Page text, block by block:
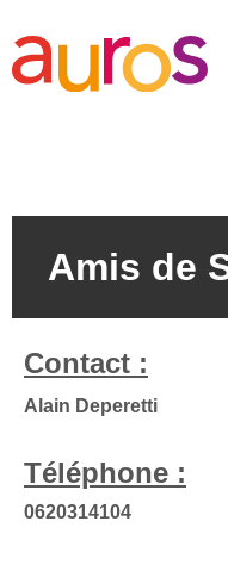
content
left
sidebar
footer
Amis de
Contact :
Alain Deperetti
Téléphone :
0620314104